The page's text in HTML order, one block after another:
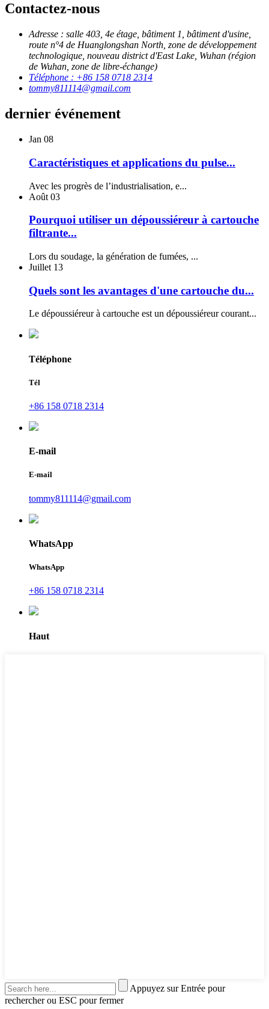
Contactez-nous
Adresse : salle 403, 4e étage, bâtiment 1, bâtiment d'usine,
route n°4 de Huanglongshan North, zone de développement
technologique, nouveau district d'East Lake, Wuhan (région
de Wuhan, zone de libre-échange)
Téléphone : +86 158 0718 2314
tommy811114@gmail.com
dernier événement
Jan 08
Caractéristiques et applications du pulse...
Avec les progrès de l’industrialisation, e...
Août 03
Pourquoi utiliser un dépoussiéreur à cartouche
filtrante...
Lors du soudage, la génération de fumées, ...
Juillet 13
Quels sont les avantages d'une cartouche du...
Le dépoussiéreur à cartouche est un dépoussiéreur courant...
Téléphone
Tél
+86 158 0718 2314
E-mail
E-mail
tommy811114@gmail.com
WhatsApp
WhatsApp
+86 158 0718 2314
Haut
Appuyez sur Entrée pour
rechercher ou ESC pour fermer